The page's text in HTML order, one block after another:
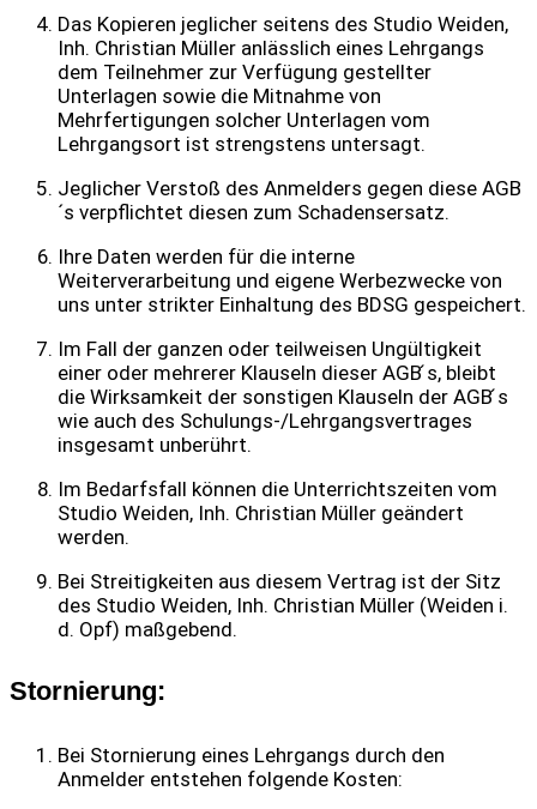
Das Kopieren jeglicher seitens des Studio Weiden,
Inh. Christian Müller anlässlich eines Lehrgangs
dem Teilnehmer zur Verfügung gestellter
Unterlagen sowie die Mitnahme von
Mehrfertigungen solcher Unterlagen vom
Lehrgangsort ist strengstens untersagt.
Jeglicher Verstoß des Anmelders gegen diese AGB
´s verpflichtet diesen zum Schadensersatz.
Ihre Daten werden für die interne
Weiterverarbeitung und eigene Werbezwecke von
uns unter strikter Einhaltung des BDSG gespeichert.
Im Fall der ganzen oder teilweisen Ungültigkeit
einer oder mehrerer Klauseln dieser AGB ́s, bleibt
die Wirksamkeit der sonstigen Klauseln der AGB ́s
wie auch des Schulungs-/Lehrgangsvertrages
insgesamt unberührt.
Im Bedarfsfall können die Unterrichtszeiten vom
Studio Weiden, Inh. Christian Müller geändert
werden.
Bei Streitigkeiten aus diesem Vertrag ist der Sitz
des Studio Weiden, Inh. Christian Müller (Weiden i.
d. Opf) maßgebend.
Stornierung:
Bei Stornierung eines Lehrgangs durch den
Anmelder entstehen folgende Kosten: